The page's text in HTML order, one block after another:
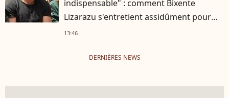
indispensable" : comment Bixente
Lizarazu s'entretient assidûment pour
rester musclé à 56 ans ?
13:46
DERNIÈRES NEWS